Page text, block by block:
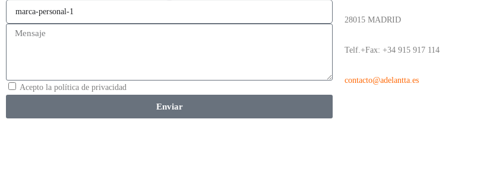
Acepto la política de privacidad
Enviar
28015 MADRID
Telf.+Fax: +34 915 917 114
contacto@adelantta.es